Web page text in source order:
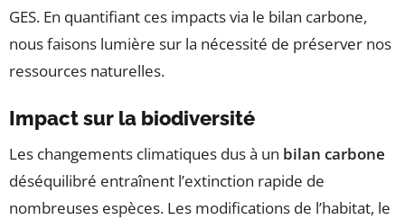
GES. En quantifiant ces impacts via le bilan carbone,
nous faisons lumière sur la nécessité de préserver nos
ressources naturelles.
Impact sur la biodiversité
Les changements climatiques dus à un bilan carbone
déséquilibré entraînent l’extinction rapide de
nombreuses espèces. Les modifications de l’habitat, le